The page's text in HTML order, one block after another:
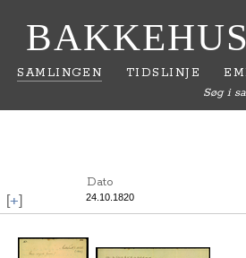
SAMLINGEN TIDSLINJE
Søg i
Dato
[+] 24.10.1820